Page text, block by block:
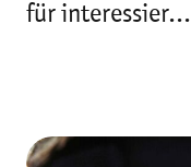
für interessier...